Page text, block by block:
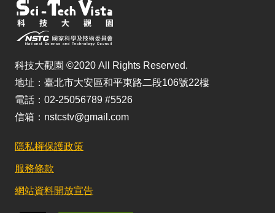
科技大觀園 ©2020 All Rights Reserved.
地址：臺北市大安區和平東路二段106號22樓
電話：02-25056789 #5526
信箱：nstcstv@gmail.com
隱私權保護政策
服務條款
網站資料開放宣告